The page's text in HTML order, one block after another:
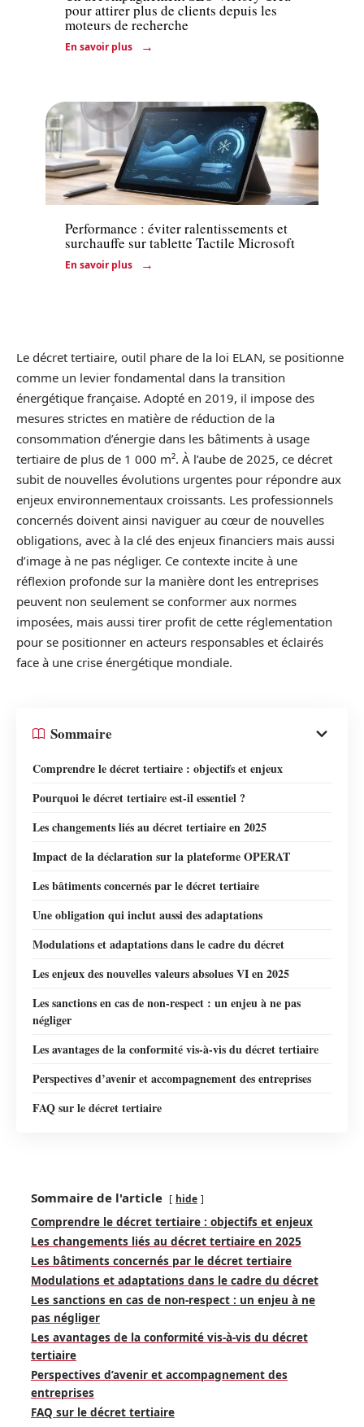
pour attirer plus de clients depuis les
moteurs de recherche
En savoir plus
Actu
Performance : éviter ralentissements et
surchauffe sur tablette Tactile Microsoft
En savoir plus
Le décret tertiaire, outil phare de la loi ELAN, se positionne
comme un levier fondamental dans la transition
énergétique française. Adopté en 2019, il impose des
mesures strictes en matière de réduction de la
consommation d’énergie dans les bâtiments à usage
tertiaire de plus de 1 000 m². À l’aube de 2025, ce décret
subit de nouvelles évolutions urgentes pour répondre aux
enjeux environnementaux croissants. Les professionnels
concernés doivent ainsi naviguer au cœur de nouvelles
obligations, avec à la clé des enjeux financiers mais aussi
d’image à ne pas négliger. Ce contexte incite à une
réflexion profonde sur la manière dont les entreprises
peuvent non seulement se conformer aux normes
imposées, mais aussi tirer profit de cette réglementation
pour se positionner en acteurs responsables et éclairés
face à une crise énergétique mondiale.
Sommaire
Comprendre le décret tertiaire : objectifs et enjeux
Pourquoi le décret tertiaire est-il essentiel ?
Les changements liés au décret tertiaire en 2025
Impact de la déclaration sur la plateforme OPERAT
Les bâtiments concernés par le décret tertiaire
Une obligation qui inclut aussi des adaptations
Modulations et adaptations dans le cadre du décret
Les enjeux des nouvelles valeurs absolues VI en 2025
Les sanctions en cas de non-respect : un enjeu à ne pas
négliger
Les avantages de la conformité vis-à-vis du décret tertiaire
Perspectives d’avenir et accompagnement des entreprises
FAQ sur le décret tertiaire
Sommaire de l'article hide
Comprendre le décret tertiaire : objectifs et enjeux
Les changements liés au décret tertiaire en 2025
Les bâtiments concernés par le décret tertiaire
Modulations et adaptations dans le cadre du décret
Les sanctions en cas de non-respect : un enjeu à ne
pas négliger
Les avantages de la conformité vis-à-vis du décret
tertiaire
Perspectives d’avenir et accompagnement des
entreprises
FAQ sur le décret tertiaire